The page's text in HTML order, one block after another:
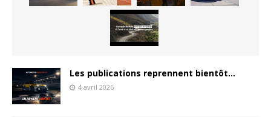
Les publications reprennent bientôt…
4 avril 2026